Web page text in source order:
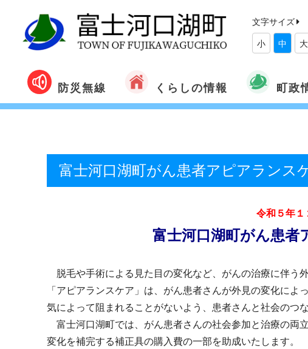
文字サイズ
小 中 大
防災無線 くらしの情報 町政
富士河口湖町がん患者アピアランス
令和５年１
富士河口湖町がん患者
脱毛や手術による見た目の変化など、がんの治療に伴う
「アピアランスケア」は、がん患者さんが外見の変化に
気によって阻まれることがないよう、患者さんと社会のつ
富士河口湖町では、がん患者さんの社会参加と治療の両
変化を補完する補正具の購入費の一部を助成いたします。